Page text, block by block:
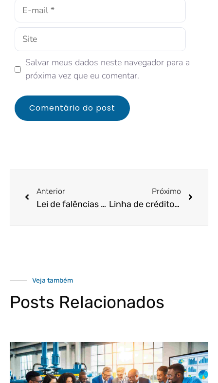
Salvar meus dados neste navegador para a
próxima vez que eu comentar.
Anterior
Lei de falências e recuperação judicial: O que você precisa saber?
Próximo
Linha de crédito do Pronampe pode se tornar permanente!
Veja também
Posts Relacionados